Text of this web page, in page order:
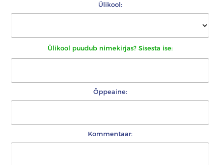
Ülikool:
Ülikool puudub nimekirjas? Sisesta ise:
Õppeaine:
Kommentaar: